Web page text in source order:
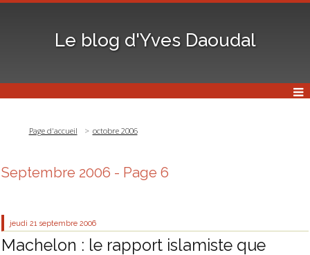
Le blog d'Yves Daoudal
Page d'accueil octobre 2006
Septembre 2006 - Page 6
jeudi 21 septembre 2006
Machelon : le rapport islamiste que